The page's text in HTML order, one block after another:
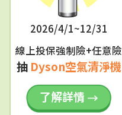
2026/4/1~12/31
線上投保強制險+任意險
抽 Dyson空氣清淨機
了解詳情